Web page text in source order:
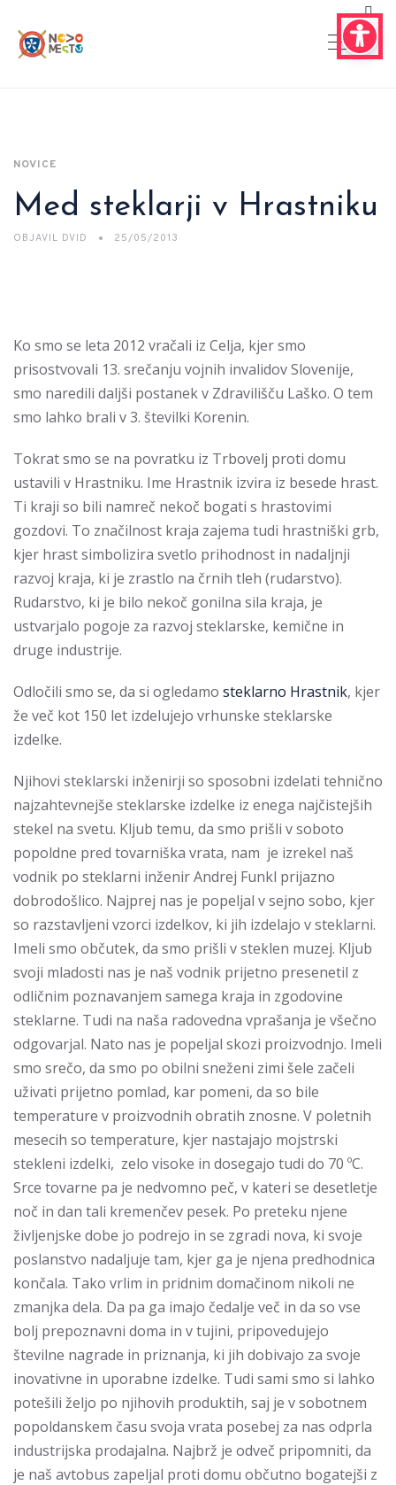
NOVICE
Med steklarji v Hrastniku
OBJAVIL DVID 25/05/2013
Ko smo se leta 2012 vračali iz Celja, kjer smo
prisostvovali 13. srečanju vojnih invalidov Slovenije,
smo naredili daljši postanek v Zdravilišču Laško. O tem
smo lahko brali v 3. številki Korenin.
Tokrat smo se na povratku iz Trbovelj proti domu
ustavili v Hrastniku. Ime Hrastnik izvira iz besede hrast.
Ti kraji so bili namreč nekoč bogati s hrastovimi
gozdovi. To značilnost kraja zajema tudi hrastniški grb,
kjer hrast simbolizira svetlo prihodnost in nadaljnji
razvoj kraja, ki je zrastlo na črnih tleh (rudarstvo).
Rudarstvo, ki je bilo nekoč gonilna sila kraja, je
ustvarjalo pogoje za razvoj steklarske, kemične in
druge industrije.
Odločili smo se, da si ogledamo steklarno Hrastnik, kjer
že več kot 150 let izdelujejo vrhunske steklarske
izdelke.
Njihovi steklarski inženirji so sposobni izdelati tehnično
najzahtevnejše steklarske izdelke iz enega najčistejših
stekel na svetu. Kljub temu, da smo prišli v soboto
popoldne pred tovarniška vrata, nam je izrekel naš
vodnik po steklarni inženir Andrej Funkl prijazno
dobrodošlico. Najprej nas je popeljal v sejno sobo, kjer
so razstavljeni vzorci izdelkov, ki jih izdelajo v steklarni.
Imeli smo občutek, da smo prišli v steklen muzej. Kljub
svoji mladosti nas je naš vodnik prijetno presenetil z
odličnim poznavanjem samega kraja in zgodovine
steklarne. Tudi na naša radovedna vprašanja je všečno
odgovarjal. Nato nas je popeljal skozi proizvodnjo. Imeli
smo srečo, da smo po obilni sneženi zimi šele začeli
uživati prijetno pomlad, kar pomeni, da so bile
temperature v proizvodnih obratih znosne. V poletnih
mesecih so temperature, kjer nastajajo mojstrski
stekleni izdelki, zelo visoke in dosegajo tudi do 70 ºC.
Srce tovarne pa je nedvomno peč, v kateri se desetletje
noč in dan tali kremenčev pesek. Po preteku njene
življenjske dobe jo podrejo in se zgradi nova, ki svoje
poslanstvo nadaljuje tam, kjer ga je njena predhodnica
končala. Tako vrlim in pridnim domačinom nikoli ne
zmanjka dela. Da pa ga imajo čedalje več in da so vse
bolj prepoznavni doma in v tujini, pripovedujejo
številne nagrade in priznanja, ki jih dobivajo za svoje
inovativne in uporabne izdelke. Tudi sami smo si lahko
potešili željo po njihovih produktih, saj je v sobotnem
popoldanskem času svoja vrata posebej za nas odprla
industrijska prodajalna. Najbrž je odveč pripomniti, da
je naš avtobus zapeljal proti domu občutno bogatejši z